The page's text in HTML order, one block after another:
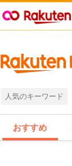
人気のキーワード
おすすめ